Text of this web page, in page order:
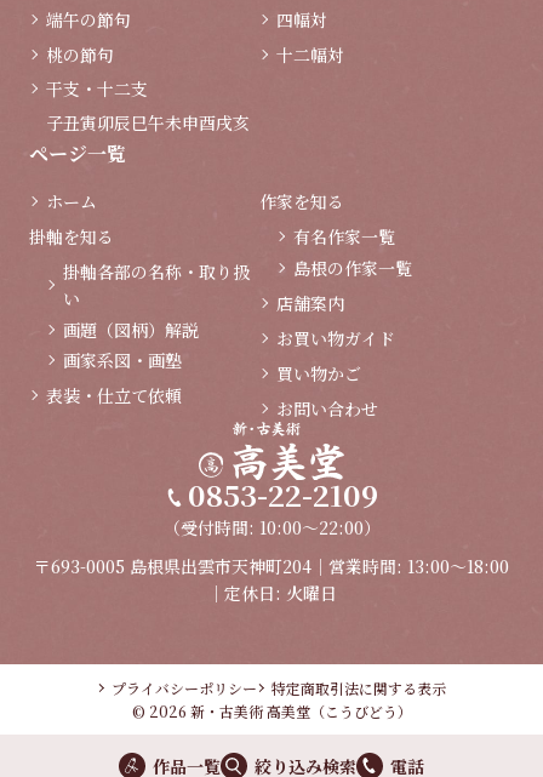
端午の節句
桃の節句
干支・十二支
子丑寅卯辰巳午未申酉戌亥
四幅対
十二幅対
ページ一覧
ホーム
掛軸を知る
掛軸各部の名称・取り扱
い
画題（図柄）解説
画家系図・画塾
表装・仕立て依頼
作家を知る
有名作家一覧
島根の作家一覧
店舗案内
お買い物ガイド
買い物かご
お問い合わせ
0853-22-2109
（受付時間: 10:00～22:00）
〒693-0005 島根県出雲市天神町204｜営業時間: 13:00～18:00
｜定休日: 火曜日
プライバシーポリシー
特定商取引法に関する表示
© 2026 新・古美術 高美堂（こうびどう）
作品一覧 絞り込み検索 電話